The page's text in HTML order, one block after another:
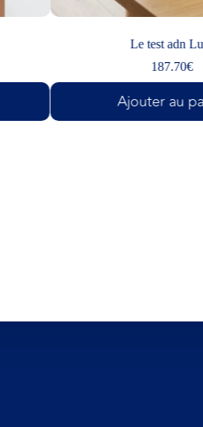
Le test adn Lupi
187.70€
Ajouter au